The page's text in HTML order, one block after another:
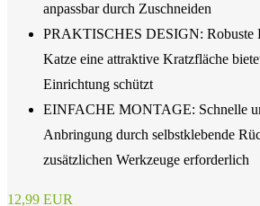
anpassbar durch Zuschneiden
PRAKTISCHES DESIGN: Robuste
Katze eine attraktive Kratzfläche
Einrichtung schützt
EINFACHE MONTAGE: Schnelle
Anbringung durch selbstklebende
zusätzlichen Werkzeuge erforderlich
12,99 EUR